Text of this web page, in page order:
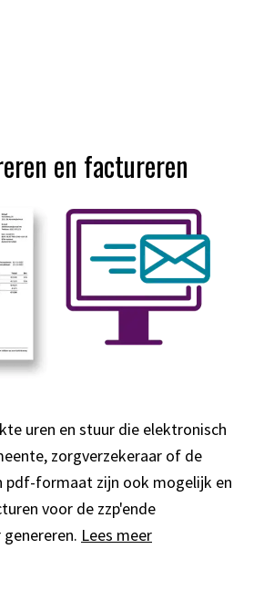
en factureren
uren en stuur die elektronisch
zorgverzekeraar of de
pdf-formaat zijn ook mogelijk en
voor de zzp'ende
Lees meer